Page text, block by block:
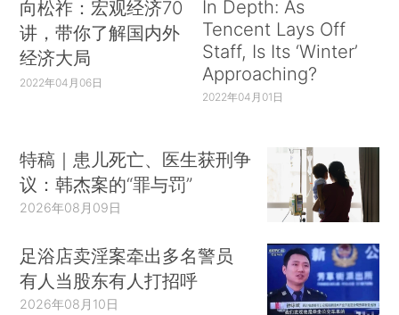
向松祚：宏观经济70
讲，带你了解国内外
经济大局
2022年04月06日
In Depth: As
Tencent Lays Off
Staff, Is Its ‘Winter’
Approaching?
2022年04月01日
特稿｜患儿死亡、医生获刑争
议：韩杰案的“罪与罚”
2026年08月09日
足浴店卖淫案牵出多名警员
有人当股东有人打招呼
2026年08月10日